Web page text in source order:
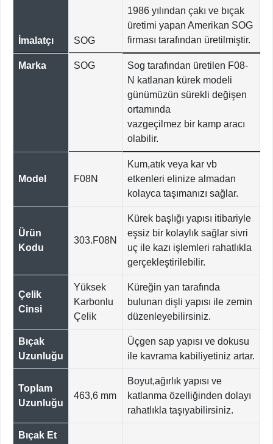
İmalatçı SOG
1986 yılından çakı ve bıçak
üretimi yapan Amerikan SOG
firması tarafından üretilmiştir.
Marka SOG
Sog tarafından üretilen F08-
N katlanan kürek modeli
günümüzün sürekli değişen
ortamında
vazgeçilmez bir kamp aracı
olabilir.
Model F08N
Kum,atık veya kar vb
etkenleri elinize almadan
kolayca taşımanızı sağlar.
Ürün
Kodu
303.F08N
Kürek başlığı yapısı itibariyle
eşsiz bir kolaylık sağlar sivri
uç ile kazı işlemleri rahatlıkla
gerçekleştirilebilir.
Çelik
Cinsi
Yüksek
Karbonlu
Çelik
Küreğin yan tarafında
bulunan dişli yapısı ile zemin
düzenleyebilirsiniz.
Bıçak
Uzunluğu
Üçgen sap yapısı ve dokusu
ile kavrama kabiliyetiniz artar.
Toplam
Uzunluğu
463,6 mm
Boyut,ağırlık yapısı ve
katlanma özelliğinden dolayı
rahatlıkla taşıyabilirsiniz.
Bıçak Et